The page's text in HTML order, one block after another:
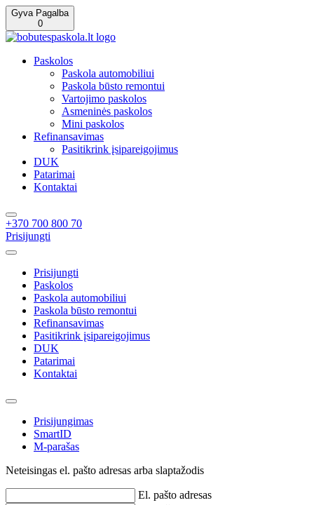
Gyva Pagalba
0
Paskolos
Paskola automobiliui
Paskola būsto remontui
Vartojimo paskolos
Asmeninės paskolos
Mini paskolos
Refinansavimas
Pasitikrink įsipareigojimus
DUK
Patarimai
Kontaktai
+370 700 800 70
Prisijungti
Prisijungti
Paskolos
Paskola automobiliui
Paskola būsto remontui
Refinansavimas
Pasitikrink įsipareigojimus
DUK
Patarimai
Kontaktai
Prisijungimas
SmartID
M-parašas
Neteisingas el. pašto adresas arba slaptažodis
El. pašto adresas